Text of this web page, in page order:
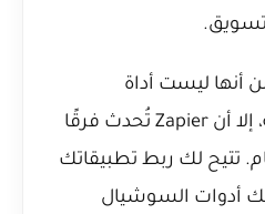
أنها ليست أداة
سوشيال ميديا بحتة، إلا أن Zapier تُحدث فرقًا
تتيح لك ربط تطبيقاتك
أدوات السوشيال